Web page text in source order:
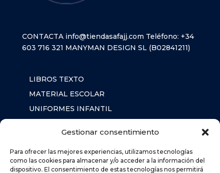
Gestionar consentimiento
Para ofrecer las mejores experiencias, utilizamos tecnologías
como las cookies para almacenar y/o acceder a la información del
dispositivo. El consentimiento de estas tecnologías nos permitirá
CONTACTA info@tiendasafajj.com Teléfono: +34
603 716 321 MANYMAN DESIGN SL (B02841211)
LIBROS TEXTO
MATERIAL ESCOLAR
UNIFORMES INFANTIL